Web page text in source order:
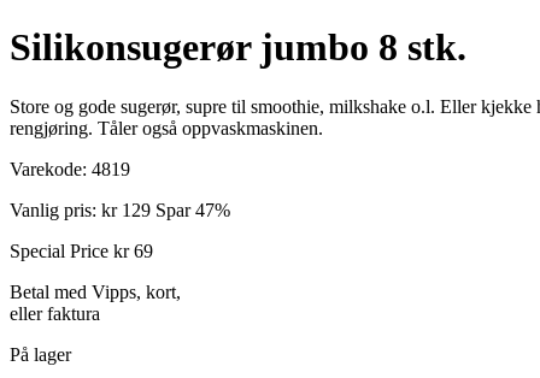
Silikonsugerør jumbo 8 stk.
Store og gode sugerør, supre til smoothie, milkshake o.l. Eller
rengjøring. Tåler også oppvaskmaskinen.
Varekode: 4819
Vanlig pris: kr 129 Spar 47%
Special Price kr 69
Betal med Vipps, kort,
eller faktura
På lager